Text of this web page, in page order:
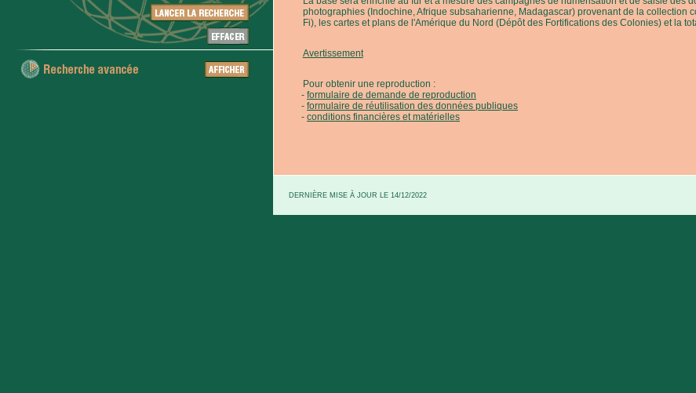
photographies (Indochine, Afrique subsaharienne, Madagascar) provenant de la collection
Fi), les cartes et plans de l'Amérique du Nord (Dépôt des Fortifications des Colonies) et la
Avertissement
Pour obtenir une reproduction :
formulaire de demande de reproduction
formulaire de réutilisation des données publiques
conditions financières et matérielles
DERNIÈRE MISE À JOUR LE 14/12/2022